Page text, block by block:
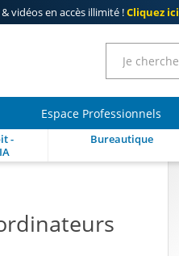
vidéos en accès illimité !Cliquez ici
Espace Professionnels
-
Bureautique